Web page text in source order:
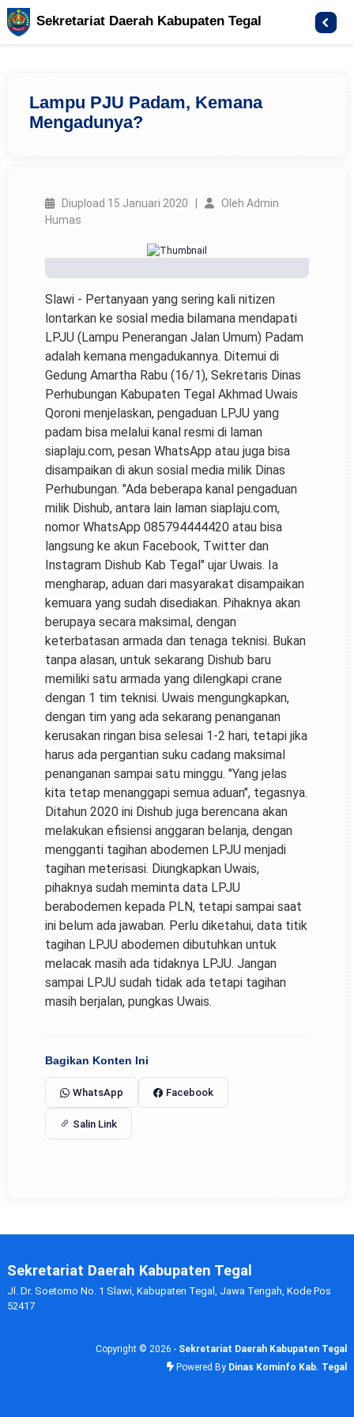
Sekretariat Daerah Kabupaten Tegal
Lampu PJU Padam, Kemana
Mengadunya?
Diupload 15 Januari 2020 |
Oleh Admin
Humas
Slawi - Pertanyaan yang sering kali nitizen
lontarkan ke sosial media bilamana mendapati
LPJU (Lampu Penerangan Jalan Umum) Padam
adalah kemana mengadukannya. Ditemui di
Gedung Amartha Rabu (16/1), Sekretaris Dinas
Perhubungan Kabupaten Tegal Akhmad Uwais
Qoroni menjelaskan, pengaduan LPJU yang
padam bisa melalui kanal resmi di laman
siaplaju.com, pesan WhatsApp atau juga bisa
disampaikan di akun sosial media milik Dinas
Perhubungan. "Ada beberapa kanal pengaduan
milik Dishub, antara lain laman siaplaju.com,
nomor WhatsApp 085794444420 atau bisa
langsung ke akun Facebook, Twitter dan
Instagram Dishub Kab Tegal" ujar Uwais. Ia
mengharap, aduan dari masyarakat disampaikan
kemuara yang sudah disediakan. Pihaknya akan
berupaya secara maksimal, dengan
keterbatasan armada dan tenaga teknisi. Bukan
tanpa alasan, untuk sekarang Dishub baru
memiliki satu armada yang dilengkapi crane
dengan 1 tim teknisi. Uwais mengungkapkan,
dengan tim yang ada sekarang penanganan
kerusakan ringan bisa selesai 1-2 hari, tetapi jika
harus ada pergantian suku cadang maksimal
penanganan sampai satu minggu. "Yang jelas
kita tetap menanggapi semua aduan", tegasnya.
Ditahun 2020 ini Dishub juga berencana akan
melakukan efisiensi anggaran belanja, dengan
mengganti tagihan abodemen LPJU menjadi
tagihan meterisasi. Diungkapkan Uwais,
pihaknya sudah meminta data LPJU
berabodemen kepada PLN, tetapi sampai saat
ini belum ada jawaban. Perlu diketahui, data titik
tagihan LPJU abodemen dibutuhkan untuk
melacak masih ada tidaknya LPJU. Jangan
sampai LPJU sudah tidak ada tetapi tagihan
masih berjalan, pungkas Uwais.
Bagikan Konten Ini
WhatsApp Facebook
Salin Link
Sekretariat Daerah Kabupaten Tegal
Jl. Dr. Soetomo No. 1 Slawi, Kabupaten Tegal, Jawa Tengah, Kode Pos
52417
Copyright © 2026 - Sekretariat Daerah Kabupaten Tegal
Powered By Dinas Kominfo Kab. Tegal